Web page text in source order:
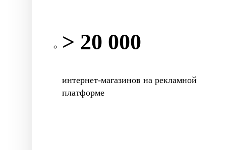
> 20 000
интернет-магазинов на рекламной
платформе